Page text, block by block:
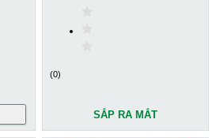
(0)
SẮP RA MẮT